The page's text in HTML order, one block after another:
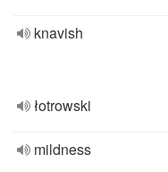
knavish
łotrowski
mildness